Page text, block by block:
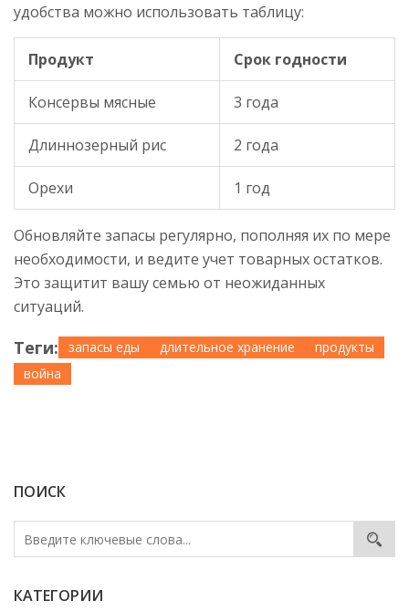
ПОИСК
КАТЕГОРИИ
удобства можно использовать таблицу:
Продукт Срок годности
Консервы мясные 3 года
Длиннозерный рис 2 года
Орехи 1 год
Обновляйте запасы регулярно, пополняя их по мере
необходимости, и ведите учет товарных остатков.
Это защитит вашу семью от неожиданных
ситуаций.
Теги: запасы еды длительное хранение
продукты
война